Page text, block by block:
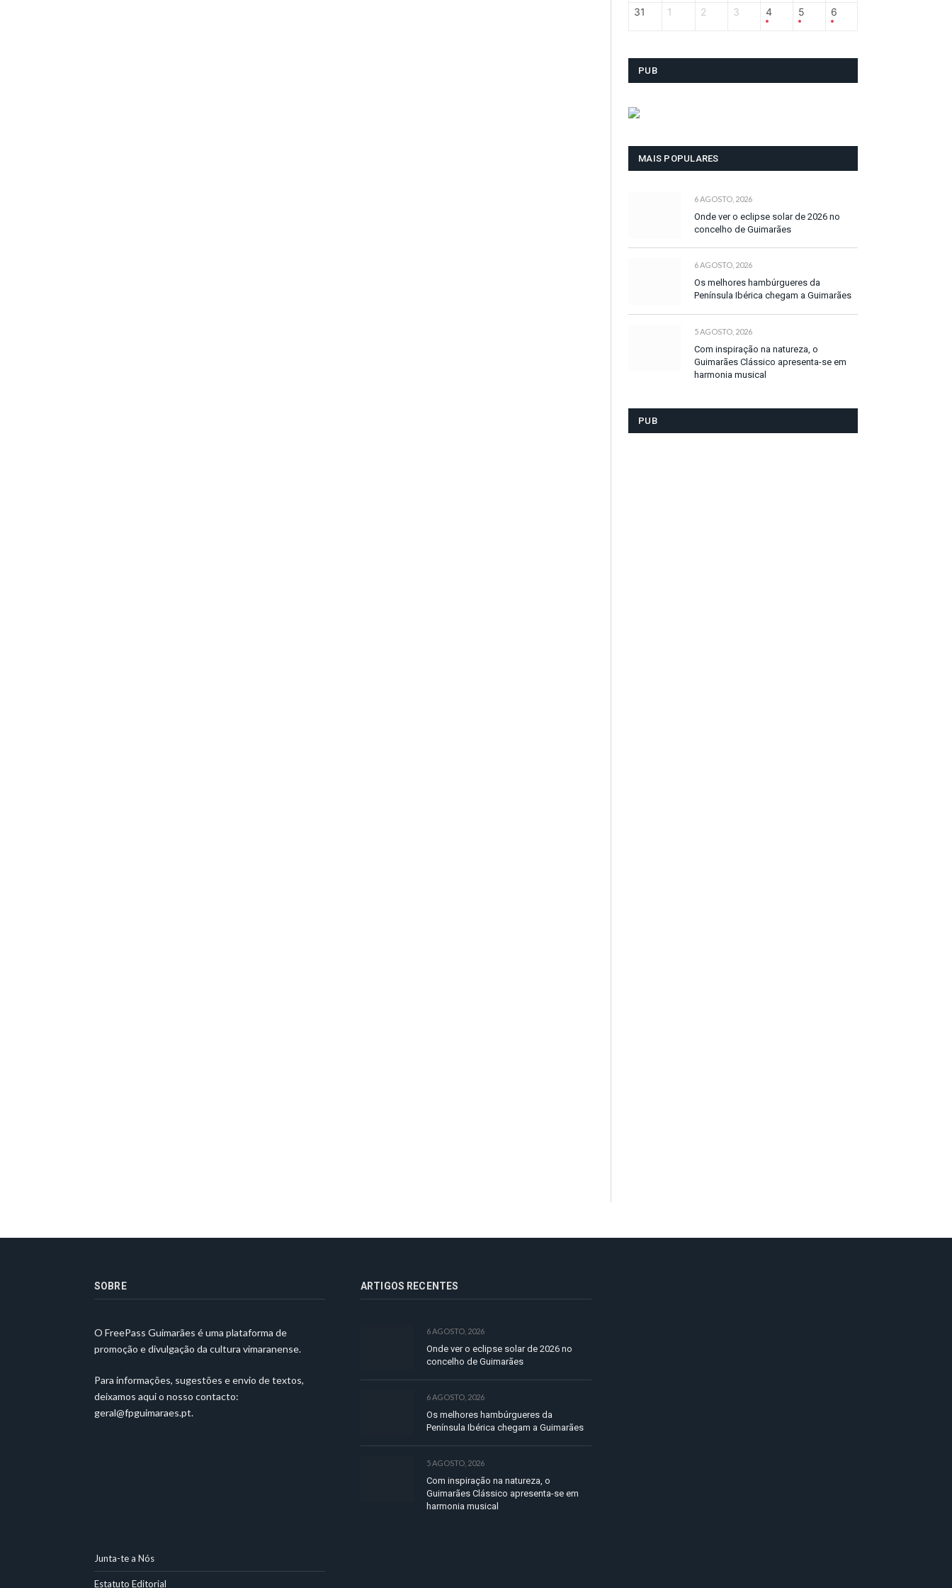
31 1 2 3 4 5 6
PUB
MAIS POPULARES
6 AGOSTO, 2026
Onde ver o eclipse solar de 2026 no
concelho de Guimarães
6 AGOSTO, 2026
Os melhores hambúrgueres da
Península Ibérica chegam a Guimarães
5 AGOSTO, 2026
Com inspiração na natureza, o
Guimarães Clássico apresenta-se em
harmonia musical
PUB
SOBRE
O FreePass Guimarães é uma plataforma de
promoção e divulgação da cultura vimaranense.
Para informações, sugestões e envio de textos,
deixamos aqui o nosso contacto:
geral@fpguimaraes.pt.
ARTIGOS RECENTES
6 AGOSTO, 2026
Onde ver o eclipse solar de 2026 no
concelho de Guimarães
6 AGOSTO, 2026
Os melhores hambúrgueres da
Península Ibérica chegam a Guimarães
5 AGOSTO, 2026
Com inspiração na natureza, o
Guimarães Clássico apresenta-se em
harmonia musical
Junta-te a Nós
Estatuto Editorial